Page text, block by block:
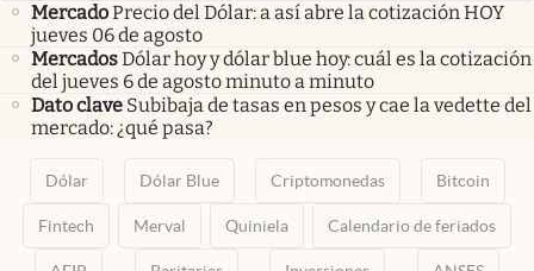
MercadoPrecio del Dólar: a así abre la cotización HOY
jueves 06 de agosto
MercadosDólar hoy y dólar blue hoy: cuál es la cotización
del jueves 6 de agosto minuto a minuto
Dato clave Subibaja de tasas en pesos y cae la vedette del
mercado: ¿qué pasa?
Dólar Dólar Blue Criptomonedas Bitcoin
Fintech Merval Quiniela Calendario de feriados